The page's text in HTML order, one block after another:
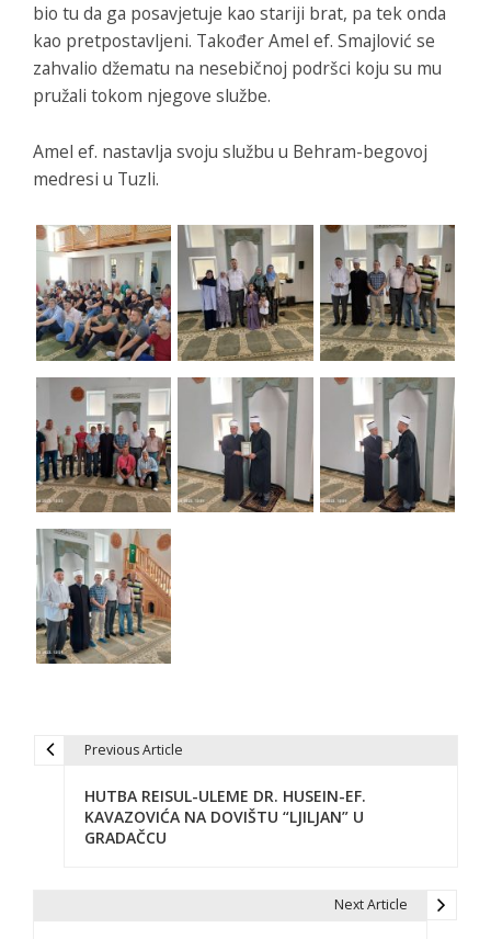
bio tu da ga posavjetuje kao stariji brat, pa tek onda
kao pretpostavljeni. Također Amel ef. Smajlović se
zahvalio džematu na nesebičnoj podršci koju su mu
pružali tokom njegove službe.
Amel ef. nastavlja svoju službu u Behram-begovoj
medresi u Tuzli.
Previous Article
HUTBA REISUL-ULEME DR. HUSEIN-EF.
KAVAZOVIĆA NA DOVIŠTU “LJILJAN” U
GRADAČCU
Next Article